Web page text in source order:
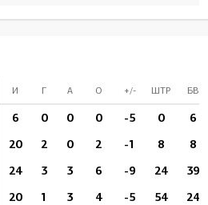
И Г А О +/- ШТР БВ
6 0 0 0 -5 0 6
20 2 0 2 -1 8 8
24 3 3 6 -9 24 39
20 1 3 4 -5 54 24